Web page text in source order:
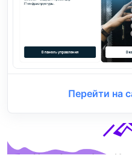
Перейти на